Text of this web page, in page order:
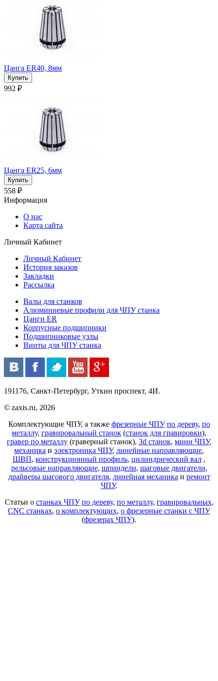
Цанга ER40, 8мм
992 ₽
Цанга ER25, 6мм
558 ₽
Информация
О нас
Карта сайта
Личный Кабинет
Личный Кабинет
История заказов
Закладки
Рассылка
Валы для станков
Алюминиевые профили для ЧПУ станка
Цанги ER
Корпусные подшипники
Подшипниковые узлы
Винты для ЧПУ станка
191176, Санкт-Петербург, Уткин проспект, 4И.
© zaxis.ru, 2026
Комплектующие ЧПУ, а также фрезерные ЧПУ по дереву, по
металлу, гравировальный станок (станок для гравировки),
гравер по металлу (граверный станок), 3d станок, мини ЧПУ,
механика и электроника ЧПУ, линейные направляющие,
ШВП, конструкционный профиль, цилиндрический вал ,
рельсовые направляющие, шпиндели, шаговые двигатели,
драйверы шагового двигателя, линейная механика и ремонт
ЧПУ.
Статьи о станках ЧПУ по дереву, по металлу, гравировальных,
CNC станках, о комплектующих, о фрезерные станки с ЧПУ
(фрезерах ЧПУ).